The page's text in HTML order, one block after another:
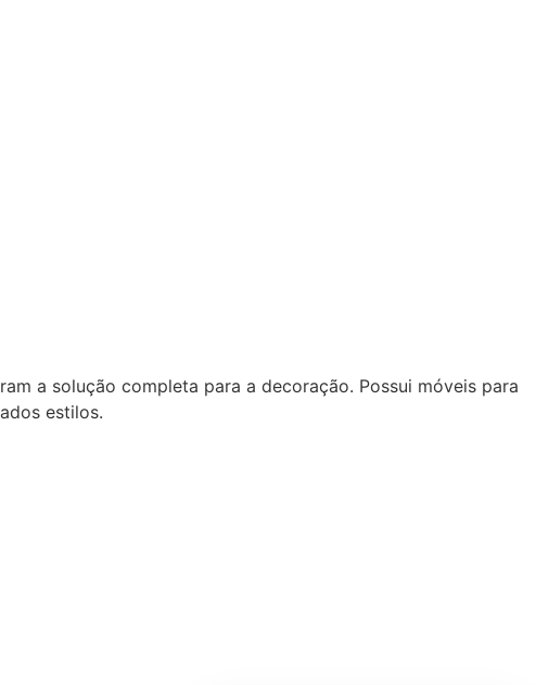
a solução completa para a decoração. Possui móveis para
estilos.